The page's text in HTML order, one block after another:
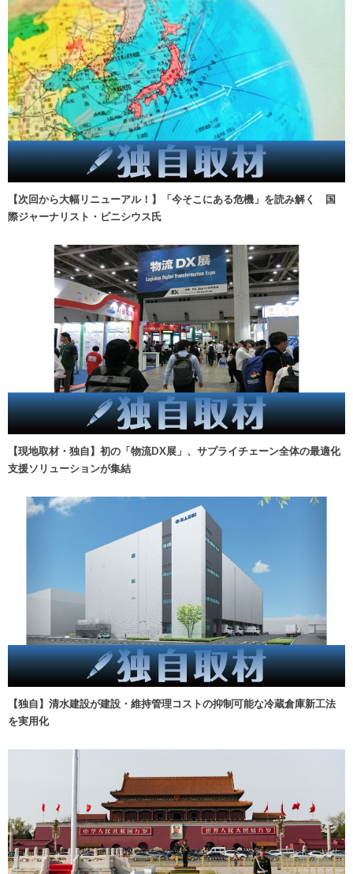
【次回から大幅リニューアル！】「今そこにある危機」を読み解く 国
際ジャーナリスト・ビニシウス氏
【現地取材・独自】初の「物流DX展」、サプライチェーン全体の最適化
支援ソリューションが集結
【独自】清水建設が建設・維持管理コストの抑制可能な冷蔵倉庫新工法
を実用化